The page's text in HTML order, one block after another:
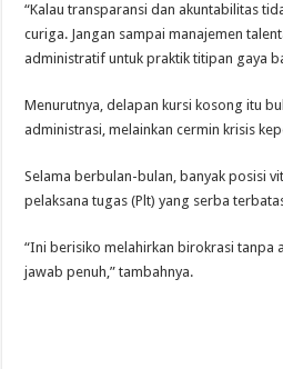
“Kalau transparansi dan akuntabilitas
curiga. Jangan sampai manajemen
administratif untuk praktik titipan gaya
Menurutnya, delapan kursi kosong itu
administrasi, melainkan cermin krisis
Selama berbulan-bulan, banyak posisi
pelaksana tugas (Plt) yang serba
“Ini berisiko melahirkan birokrasi tanpa
jawab penuh,” tambahnya.